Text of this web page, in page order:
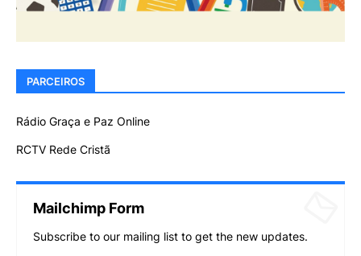
PARCEIROS
Rádio Graça e Paz Online
RCTV Rede Cristã
Mailchimp Form
Subscribe to our mailing list to get the new updates.